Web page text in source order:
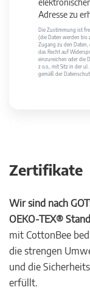
Adresse zu
Die Zustimmung ist
(die Daten werden bis
Zugang zu den
das Recht auf
einzureichen oder die
z o.o., mit Sitz in der
gemäß der
Zertifikate
Wir sind nach
OEKO-TEX®
mit CottonBee
die strengen
und die
erfüllt.